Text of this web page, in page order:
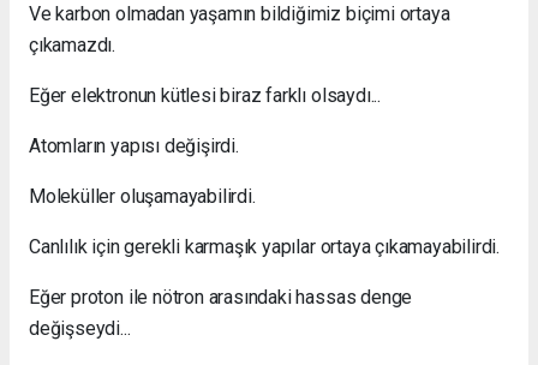
Ve karbon olmadan yaşamın bildiğimiz biçimi ortaya
çıkamazdı.
Eğer elektronun kütlesi biraz farklı olsaydı...
Atomların yapısı değişirdi.
Moleküller oluşamayabilirdi.
Canlılık için gerekli karmaşık yapılar ortaya çıkamayabilirdi.
Eğer proton ile nötron arasındaki hassas denge
değişseydi...